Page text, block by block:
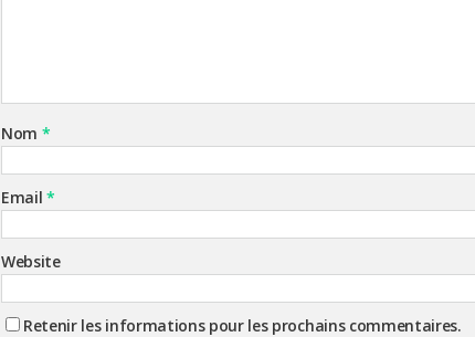
Nom *
Email*
Website
Retenir les informations pour les prochains commentaires.